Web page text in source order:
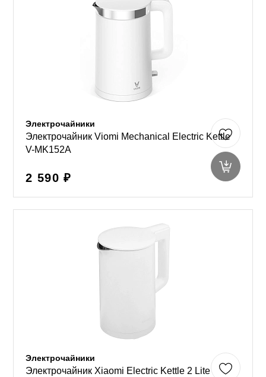
Электрочайники
Электрочайник Viomi Mechanical Electric Kettle
V-MK152A
2 590 ₽
Электрочайники
Электрочайник Xiaomi Electric Kettle 2 Lite